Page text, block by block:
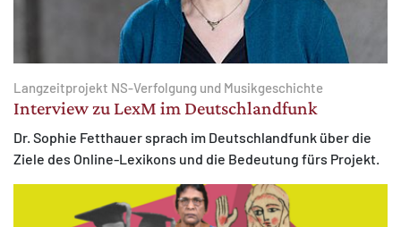
Langzeitprojekt NS-Verfolgung und Musikgeschichte
Interview zu LexM im Deutschlandfunk
Dr. Sophie Fetthauer sprach im Deutschlandfunk über die
Ziele des Online-Lexikons und die Bedeutung fürs Projekt.